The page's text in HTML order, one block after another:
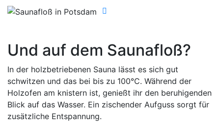
Und auf dem Saunafloß?
In der holzbetriebenen Sauna lässt es sich gut
schwitzen und das bei bis zu 100°C. Während der
Holzofen am knistern ist, genießt ihr den beruhigenden
Blick auf das Wasser. Ein zischender Aufguss sorgt für
zusätzliche Entspannung.